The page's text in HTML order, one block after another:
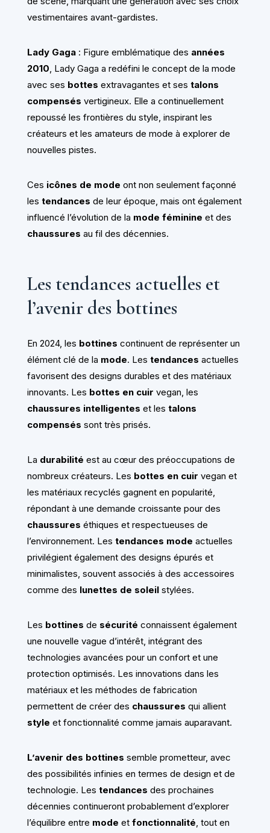
vestimentaires avant-gardistes.
Lady Gaga: Figure emblématique des années
2010, Lady Gaga a redéfini le concept de la mode
avec ses bottes extravagantes et ses talons
compensés vertigineux. Elle a continuellement
repoussé les frontières du style, inspirant les
créateurs et les amateurs de mode à explorer de
nouvelles pistes.
Ces icônes de mode ont non seulement façonné
les tendances de leur époque, mais ont également
influencé l’évolution de la mode féminine et des
chaussures au fil des décennies.
Les tendances actuelles et
l’avenir des bottines
En 2024, les bottines continuent de représenter un
élément clé de la mode. Les tendances actuelles
favorisent des designs durables et des matériaux
innovants. Les bottes en cuir vegan, les
chaussures intelligentes et les talons
compensés sont très prisés.
La durabilité est au cœur des préoccupations de
nombreux créateurs. Les bottes en cuir vegan et
les matériaux recyclés gagnent en popularité,
répondant à une demande croissante pour des
chaussures éthiques et respectueuses de
l’environnement. Les tendances mode actuelles
privilégient également des designs épurés et
minimalistes, souvent associés à des accessoires
comme des lunettes de soleilstylées.
Les bottines de sécurité connaissent également
une nouvelle vague d’intérêt, intégrant des
technologies avancées pour un confort et une
protection optimisés. Les innovations dans les
matériaux et les méthodes de fabrication
permettent de créer des chaussures qui allient
style et fonctionnalité comme jamais auparavant.
L’avenir des bottines semble prometteur, avec
des possibilités infinies en termes de design et de
technologie. Les tendances des prochaines
décennies continueront probablement d’explorer
l’équilibre entre mode et fonctionnalité , tout en